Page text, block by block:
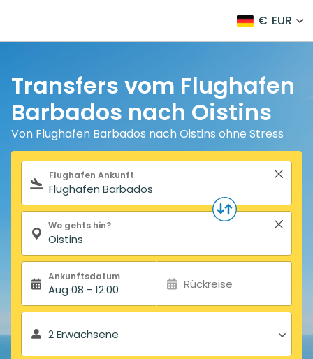
€ EUR
Transfers vom Flughafen
Barbados nach Oistins
Von Flughafen Barbados nach Oistins ohne Stress
Suchformular
Flughafen Ankunft
Wo gehts hin?
Ankunftsdatum
Aug 08 - 12:00 Rückreise
2 Erwachsene